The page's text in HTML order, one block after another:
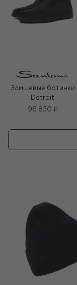
Замшевые ботинки
Detroit
96 850 ₽